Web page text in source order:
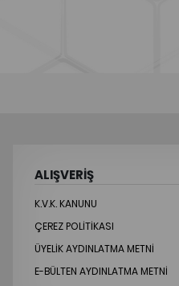
ALIŞVERİŞ
K.V.K. KANUNU
ÇEREZ POLITIKASI
ÜYELIK AYDINLATMA METNI
E-BÜLTEN AYDINLATMA METNI